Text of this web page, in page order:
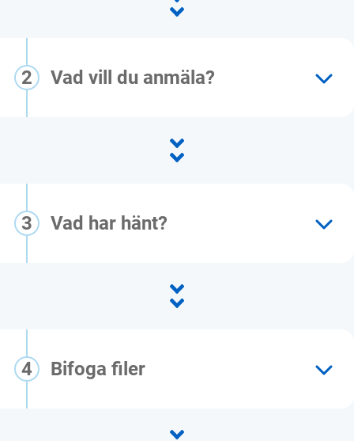
2 Vad vill du anmäla?
3 Vad har hänt?
4 Bifoga filer